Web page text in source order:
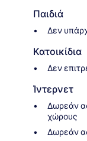
Παιδιά
Δεν
Κατοικίδια
Δεν
Ίντερνετ
Δωρεάν
χώρους
Δωρεάν